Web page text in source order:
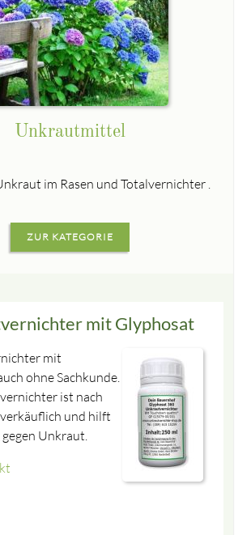
Unkrautmittel
im Rasen und Totalvernichter .
ZUR KATEGORIE
mit Glyphosat
mit
ohne Sachkunde.
ist nach
und hilft
Unkraut.